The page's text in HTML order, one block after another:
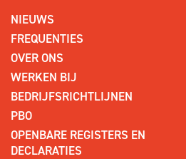
NIEUWS
FREQUENTIES
OVER ONS
WERKEN BIJ
BEDRIJFSRICHTLIJNEN
PBO
OPENBARE REGISTERS EN
DECLARATIES